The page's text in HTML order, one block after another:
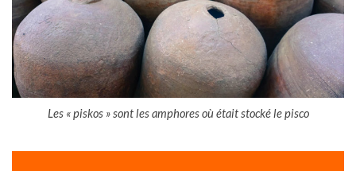
Les « piskos » sont les amphores où était stocké le pisco